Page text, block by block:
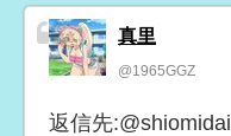
真里
@1965GGZ
返信先